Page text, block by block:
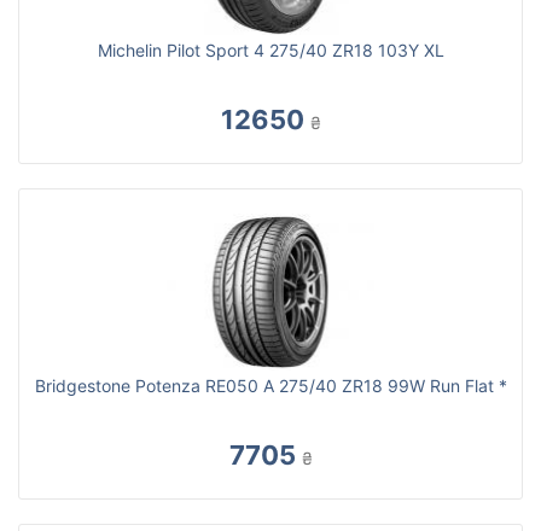
Michelin Pilot Sport 4 275/40 ZR18 103Y XL
12650 ₴
Bridgestone Potenza RE050 A 275/40 ZR18 99W Run Flat *
7705 ₴